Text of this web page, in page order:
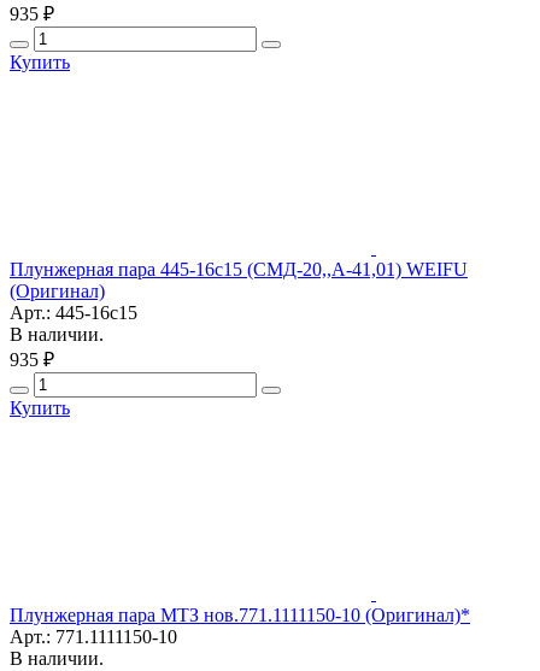
935 ₽
Купить
Плунжерная пара 445-16с15 (СМД-20,,А-41,01) WEIFU
(Оригинал)
Арт.: 445-16с15
В наличии.
935 ₽
Купить
Плунжерная пара МТЗ нов.771.1111150-10 (Оригинал)*
Арт.: 771.1111150-10
В наличии.